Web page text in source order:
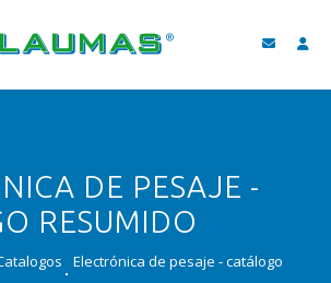
DE PESAJE -
RESUMIDO
Electrónica de pesaje - catálogo